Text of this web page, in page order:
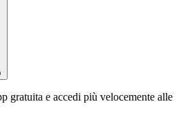
gratuita e accedi più velocemente alle